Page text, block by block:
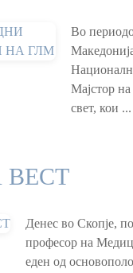
Во
Мајстор
свет, кои ...
Денес во Скопје,
професор на
еден од